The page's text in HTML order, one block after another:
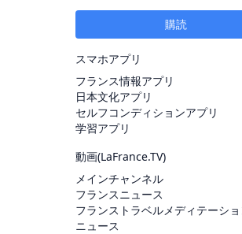
購読
スマホアプリ
フランス情報アプリ
日本文化アプリ
セルフコンディションアプリ
学習アプリ
動画(LaFrance.TV)
メインチャンネル
フランスニュース
フランストラベルメディテーシ
ニュース